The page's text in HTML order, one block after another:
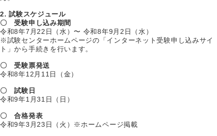
2. 試験スケジュール
〇 受験申し込み期間
令和8年7月22日（水）〜 令和8年9月2日（水）
※試験センターホームページの「インターネット受験申し込みサイ
ト」から手続きを行います。
〇 受験票発送
令和8年12月11日（金）
〇 試験日
令和9年1月31日（日）
〇 合格発表
令和9年3月23日（火）※ホームページ掲載